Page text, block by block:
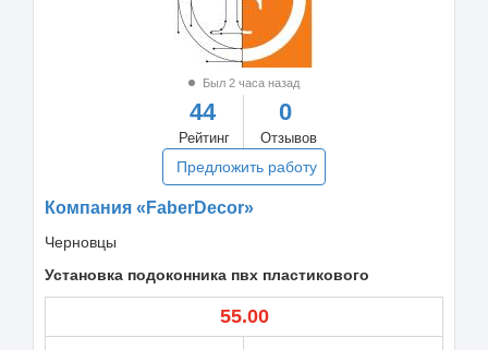
Был 2 часа назад
44
Рейтинг
0
Отзывов
Предложить работу
Компания «FaberDecor»
Черновцы
Установка подоконника пвх пластикового
55.00